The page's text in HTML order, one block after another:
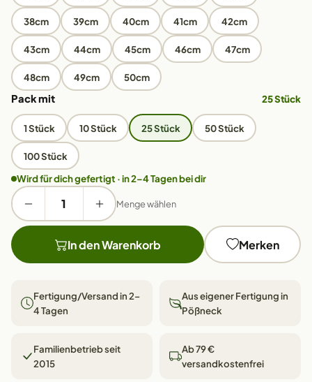
38cm 39cm 40cm 41cm 42cm
43cm 44cm 45cm 46cm 47cm
48cm 49cm 50cm
Pack mit 25 Stück
1 Stück 10 Stück 25 Stück 50 Stück
100 Stück
Wird für dich gefertigt · in 2–4 Tagen bei dir
Menge wählen
In den Warenkorb Merken
Fertigung/Versand in 2–
4 Tagen
Aus eigener Fertigung in
Pößneck
Familienbetrieb seit
2015
Ab 79 €
versandkostenfrei